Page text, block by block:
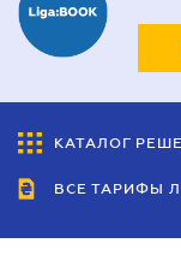
КАТАЛОГ
ВСЕ ТАРИФЫ